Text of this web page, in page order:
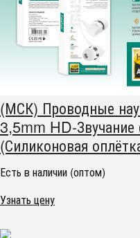
(МСК) Проводные
3,5mm HD-
(Силиконовая
Есть в наличии (оптом)
Узнать цену